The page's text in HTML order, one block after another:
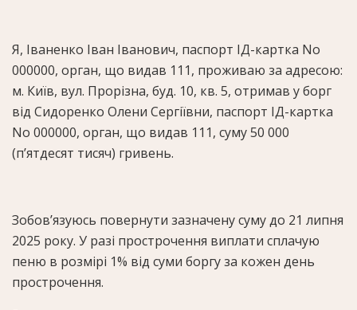
Я, Іваненко Іван Іванович, паспорт ІД-картка No
000000, орган, що видав 111, проживаю за адресою:
м. Київ, вул. Прорізна, буд. 10, кв. 5, отримав у борг
від Сидоренко Олени Сергіївни, паспорт ІД-картка
No 000000, орган, що видав 111, суму 50 000
(п’ятдесят тисяч) гривень.
Зобов’язуюсь повернути зазначену суму до 21 липня
2025 року. У разі прострочення виплати сплачую
пеню в розмірі 1% від суми боргу за кожен день
прострочення.